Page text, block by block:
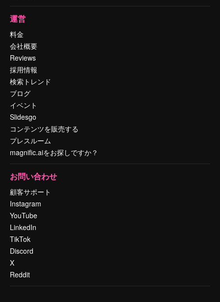
運営
料金
会社概要
Reviews
採用情報
検索トレンド
ブログ
イベント
Slidesgo
コンテンツを販売する
プレスルーム
magnific.aiをお探しですか？
お問い合わせ
顧客サポート
Instagram
YouTube
LinkedIn
TikTok
Discord
X
Reddit